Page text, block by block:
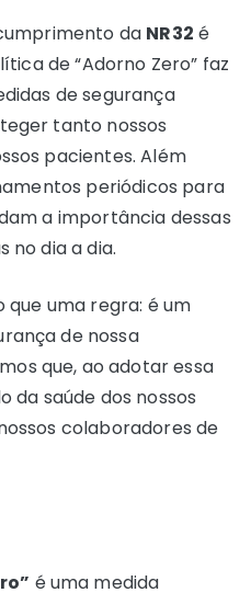
da NR32 é
de “Adorno Zero” faz
de segurança
tanto nossos
pacientes. Além
periódicos para
a importância dessas
no dia a dia.
que uma regra: é um
de nossa
que, ao adotar essa
da saúde dos nossos
colaboradores de
é uma medida